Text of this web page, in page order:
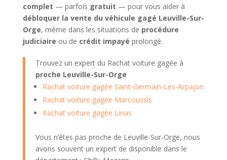
complet — parfois gratuit — pour vous aider à
débloquer la vente du véhicule gagé Leuville-Sur-
Orge, même dans les situations de procédure
judiciaire ou de crédit impayé prolongé.
Trouvez un expert du Rachat voiture gagée à
proche Leuville-Sur-Orge
Rachat voiture gagée Saint-Germain-Les-Arpajon
Rachat voiture gagée Marcoussis
Rachat voiture gagée Linas
Vous n’êtes pas proche de Leuville-Sur-Orge, nous
avons souvent un expert de disponible dans le